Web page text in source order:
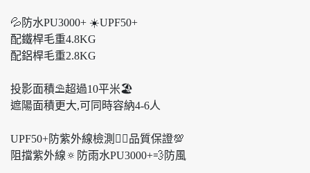
💦防水PU3000+ ☀️UPF50+
配鐵桿毛重4.8KG
配鋁桿毛重2.8KG
投影面積⛱超過10平米🏖
遮陽面積更大,可同時容納4-6人
UPF50+防紫外線檢測👍🏻品質保證💯
阻擋紫外線🔅防雨水PU3000+💨防風